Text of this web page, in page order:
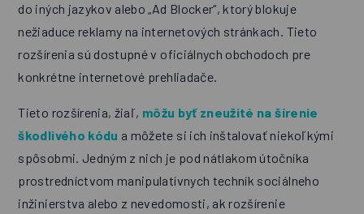
do iných jazykov alebo „Ad Blocker“, ktorý blokuje
nežiaduce reklamy na internetových stránkach. Tieto
rozšírenia sú dostupné v oficiálnych obchodoch pre
konkrétne internetové prehliadače.
Tieto rozšírenia, žiaľ, môžu byť zneužité na šírenie
škodlivého kódu a môžete si ich inštalovať niekoľkými
spôsobmi. Jedným z nich je pod nátlakom útočníka
prostredníctvom manipulatívnych techník sociálneho
inžinierstva alebo z nevedomosti, ak rozšírenie